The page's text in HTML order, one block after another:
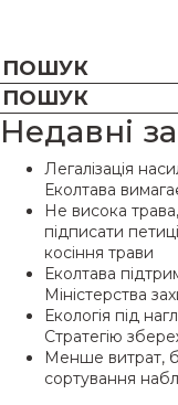
Недавні
Легалізація
Еколтава
Не висока
підписати
косіння трави
Еколтава
Міністерства
Екологія під
Стратегію
Менше витрат,
сортування